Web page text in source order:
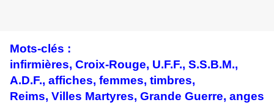
Mots-clés :
infirmières, Croix-Rouge, U.F.F., S.S.B.M.,
A.D.F., affiches, femmes, timbres,
Reims, Villes Martyres, Grande Guerre, anges